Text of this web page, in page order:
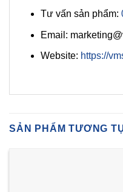
Tư vấn sản phẩm:
Email:
Website: https://
SẢN PHẨM TƯƠNG